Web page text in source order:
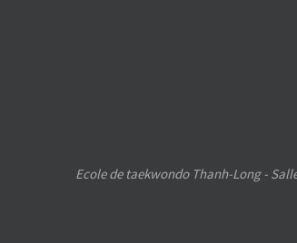
Ecole de taekwondo Thanh-Long -